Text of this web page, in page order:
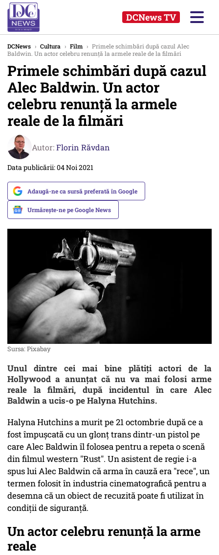
DCNews TV
DCNews › Cultura › Film › Primele schimbări după cazul Alec
Baldwin. Un actor celebru renunţă la armele reale de la filmări
Primele schimbări după cazul
Alec Baldwin. Un actor
celebru renunţă la armele
reale de la filmări
Autor:Florin Răvdan
Data publicării: 04 Noi 2021
Adaugă-ne ca sursă preferată în Google
Urmărește-ne pe Google News
Sursa: Pixabay
Unul dintre cei mai bine plătiţi actori de la
Hollywood a anunţat că nu va mai folosi arme
reale la filmări, după incidentul în care Alec
Baldwin a ucis-o pe Halyna Hutchins.
Halyna Hutchins a murit pe 21 octombrie după ce a
fost împuşcată cu un glonţ trans dintr-un pistol pe
care Alec Baldwin îl folosea pentru a repeta o scenă
din filmul western "Rust". Un asistent de regie i-a
spus lui Alec Baldwin că arma în cauză era "rece", un
termen folosit în industria cinematografică pentru a
desemna că un obiect de recuzită poate fi utilizat în
condiţii de siguranţă.
Un actor celebru renunţă la arme
reale